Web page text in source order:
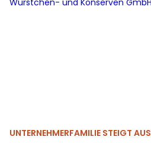
UNTERNEHMERFAMILIE STEIGT AUS